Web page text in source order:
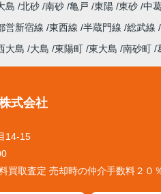
島 北砂 南砂 亀戸 東陽 東砂 中
営新宿線 東西線 半蔵門線 総武線
大島 大島 東陽町 東大島 南砂町
式会社
14-15
買取査定 売却時の仲介手数料２０